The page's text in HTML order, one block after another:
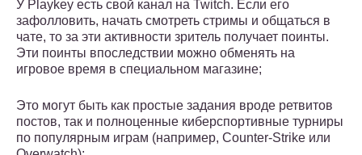
У Playkey есть свой канал на Twitch. Если его
зафолловить, начать смотреть стримы и общаться в
чате, то за эти активности зритель получает поинты.
Эти поинты впоследствии можно обменять на
игровое время в специальном магазине;
Это могут быть как простые задания вроде ретвитов
постов, так и полноценные киберспортивные турниры
по популярным играм (например, Counter-Strike или